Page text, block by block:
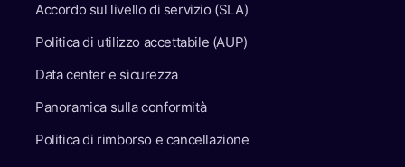
Accordo sul livello di servizio (SLA)
Politica di utilizzo accettabile (AUP)
Data center e sicurezza
Panoramica sulla conformità
Politica di rimborso e cancellazione